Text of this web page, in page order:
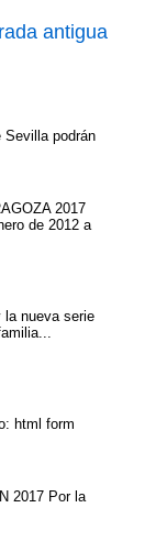
antigua
podrán
2017
de 2012 a
la nueva serie
html form
2017 Por la